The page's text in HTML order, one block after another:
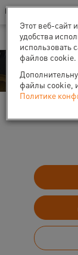
Ваш город:
В Вашем регионе нет
Этот веб-сайт
удобства
использовать
файлов cookie.
файлы cookie,
Политике